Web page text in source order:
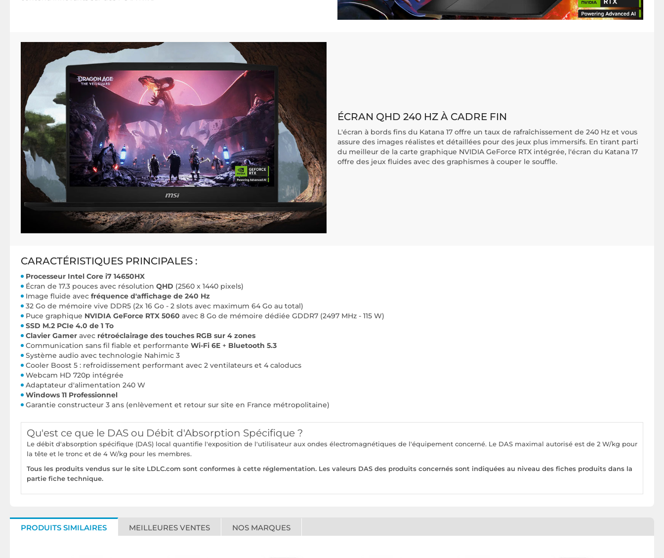
ÉCRAN QHD 240 HZ À CADRE FIN
L'écran à bords fins du Katana 17 offre un taux de rafraîchissement de 240 Hz et vous
assure des images réalistes et détaillées pour des jeux plus immersifs. En tirant parti
du meilleur de la carte graphique NVIDIA GeForce RTX intégrée, l'écran du Katana 17
offre des jeux fluides avec des graphismes à couper le souffle.
CARACTÉRISTIQUES PRINCIPALES :
Processeur Intel Core i7 14650HX
Écran de 17.3 pouces avec résolution QHD (2560 x 1440 pixels)
Image fluide avec fréquence d'affichage de 240 Hz
32 Go de mémoire vive DDR5 (2x 16 Go - 2 slots avec maximum 64 Go au total)
Puce graphique NVIDIA GeForce RTX 5060 avec 8 Go de mémoire dédiée GDDR7 (2497 MHz - 115 W)
SSD M.2 PCIe 4.0 de 1 To
Clavier Gamer avec rétroéclairage des touches RGB sur 4 zones
Communication sans fil fiable et performante Wi-Fi 6E + Bluetooth 5.3
Système audio avec technologie Nahimic 3
Cooler Boost 5 : refroidissement performant avec 2 ventilateurs et 4 caloducs
Webcam HD 720p intégrée
Adaptateur d'alimentation 240 W
Windows 11 Professionnel
Garantie constructeur 3 ans (enlèvement et retour sur site en France métropolitaine)
Qu'est ce que le DAS ou Débit d'Absorption Spécifique ?
Le débit d'absorption spécifique (DAS) local quantifie l'exposition de l'utilisateur aux ondes électromagnétiques de l'équipement concerné. Le DAS maximal autorisé est de 2 W/kg pour
la tête et le tronc et de 4 W/kg pour les membres.
Tous les produits vendus sur le site LDLC.com sont conformes à cette réglementation. Les valeurs DAS des produits concernés sont indiquées au niveau des fiches produits dans la
partie fiche technique.
PRODUITS SIMILAIRES MEILLEURES VENTES NOS MARQUES